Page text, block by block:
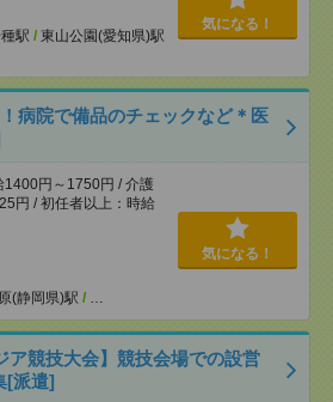
駅 / 東山公園(愛知県)駅
気になる！
病院で備品のチェックなど＊医
1400円～1750円 / 介護
円 / 初任者以上：時給
原(静岡県)駅 / …
気になる！
ア競技大会】競技会場での設営
[派遣]